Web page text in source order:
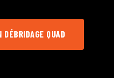
DÉBRIDAGE QUAD